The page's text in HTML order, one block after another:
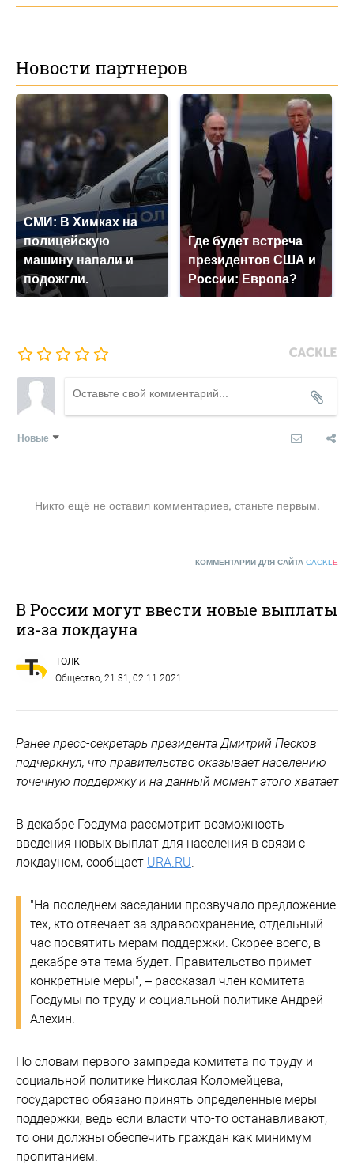
Новости партнеров
СМИ: В Химках на
полицейскую
машину напали и
подожгли.
Где будет встреча
президентов США и
России: Европа?
Новые
Никто ещё не оставил комментариев, станьте первым.
КОММЕНТАРИИ ДЛЯ САЙТА CACKL E
В России могут ввести новые выплаты
из-за локдауна
ТОЛК
Общество , 21:31, 02.11.2021
Ранее пресс-секретарь президента Дмитрий Песков
подчеркнул, что правительство оказывает населению
точечную поддержку и на данный момент этого хватает
В декабре Госдума рассмотрит возможность
введения новых выплат для населения в связи с
локдауном, сообщает URA.RU
"На последнем заседании прозвучало предложение
тех, кто отвечает за здравоохранение, отдельный
час посвятить мерам поддержки. Скорее всего, в
декабре эта тема будет. Правительство примет
конкретные меры", – рассказал член комитета
Госдумы по труду и социальной политике Андрей
Алехин.
По словам первого зампреда комитета по труду и
социальной политике Николая Коломейцева,
государство обязано принять определенные меры
поддержки, ведь если власти что-то останавливают,
то они должны обеспечить граждан как минимум
пропитанием.